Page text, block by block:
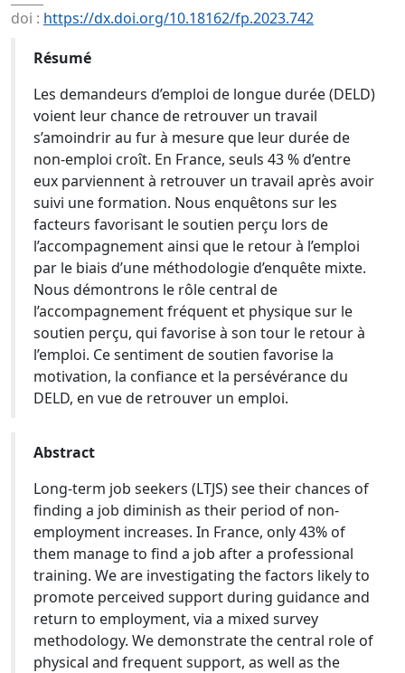
doi : https://dx.doi.org/10.18162/fp.2023.742
Résumé
Les demandeurs d’emploi de longue durée (DELD)
voient leur chance de retrouver un travail
s’amoindrir au fur à mesure que leur durée de
non-emploi croît. En France, seuls 43 % d’entre
eux parviennent à retrouver un travail après avoir
suivi une formation. Nous enquêtons sur les
facteurs favorisant le soutien perçu lors de
l’accompagnement ainsi que le retour à l’emploi
par le biais d’une méthodologie d’enquête mixte.
Nous démontrons le rôle central de
l’accompagnement fréquent et physique sur le
soutien perçu, qui favorise à son tour le retour à
l’emploi. Ce sentiment de soutien favorise la
motivation, la confiance et la persévérance du
DELD, en vue de retrouver un emploi.
Abstract
Long-term job seekers (LTJS) see their chances of
finding a job diminish as their period of non-
employment increases. In France, only 43% of
them manage to find a job after a professional
training. We are investigating the factors likely to
promote perceived support during guidance and
return to employment, via a mixed survey
methodology. We demonstrate the central role of
physical and frequent support, as well as the